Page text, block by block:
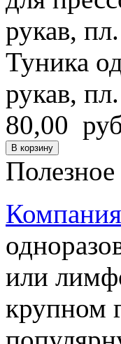
Туника
рукав,
80,00
В корзину
Полезное
или
крупном